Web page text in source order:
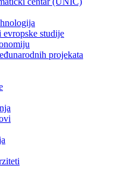
evropske studije
projekata